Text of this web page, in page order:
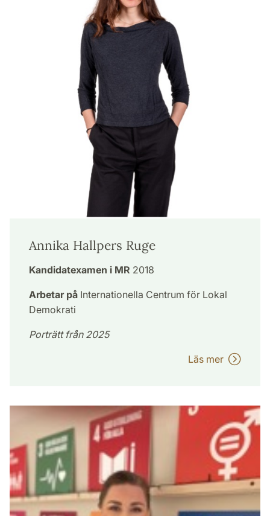
Annika Hallpers Ruge
Kandidatexamen i MR 2018
Arbetar på Internationella Centrum för Lokal
Demokrati
Porträtt från 2025
Läs mer